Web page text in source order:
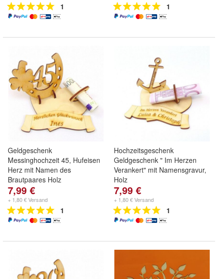
1 1
Geldgeschenk
Messinghochzeit 45, Hufeisen
Herz mit Namen des
Brautpaares Holz
7,99 €
+ 1,80 € Versand
1
Hochzeitsgeschenk
Geldgeschenk " Im Herzen
Verankert" mit Namensgravur,
Holz
7,99 €
+ 1,80 € Versand
1